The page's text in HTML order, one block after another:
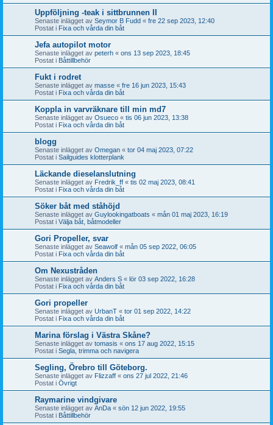
Uppföljning -teak i sittbrunnen II
Senaste inlägget av Seymor B Fudd « fre 22 sep 2023, 12:40
Postat i Fixa och vårda din båt
Jefa autopilot motor
Senaste inlägget av peterh « ons 13 sep 2023, 18:45
Postat i Båttillbehör
Fukt i rodret
Senaste inlägget av masse « fre 16 jun 2023, 15:43
Postat i Fixa och vårda din båt
Koppla in varvräknare till min md7
Senaste inlägget av Osueco « tis 06 jun 2023, 13:38
Postat i Fixa och vårda din båt
blogg
Senaste inlägget av Omegan « tor 04 maj 2023, 07:22
Postat i Sailguides klotterplank
Läckande dieselanslutning
Senaste inlägget av Fredrik_ff « tis 02 maj 2023, 08:41
Postat i Fixa och vårda din båt
Söker båt med ståhöjd
Senaste inlägget av Guylookingatboats « mån 01 maj 2023, 16:19
Postat i Välja båt, båtmodeller
Gori Propeller, svar
Senaste inlägget av Seawolf « mån 05 sep 2022, 06:05
Postat i Fixa och vårda din båt
Om Nexustråden
Senaste inlägget av Anders S « lör 03 sep 2022, 16:28
Postat i Fixa och vårda din båt
Gori propeller
Senaste inlägget av UrbanT « tor 01 sep 2022, 14:22
Postat i Fixa och vårda din båt
Marina förslag i Västra Skåne?
Senaste inlägget av tomasis « ons 17 aug 2022, 15:15
Postat i Segla, trimma och navigera
Segling, Örebro till Göteborg.
Senaste inlägget av Flizzaff « ons 27 jul 2022, 21:46
Postat i Övrigt
Raymarine vindgivare
Senaste inlägget av AnDa « sön 12 jun 2022, 19:55
Postat i Båttillbehör